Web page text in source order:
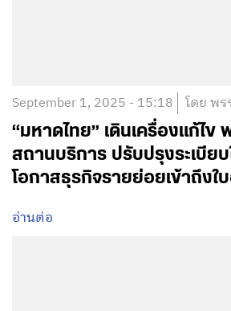
September 1, 2025 - 15:18 โดย พร
“มหาดไทย” เดินเครื่องแก้ไข
สถานบริการ ปรับปรุงระเบีย
โอกาสธุรกิจรายย่อยเข้าถึง
อ่านต่อ